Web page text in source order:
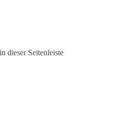
dieser Seitenleiste